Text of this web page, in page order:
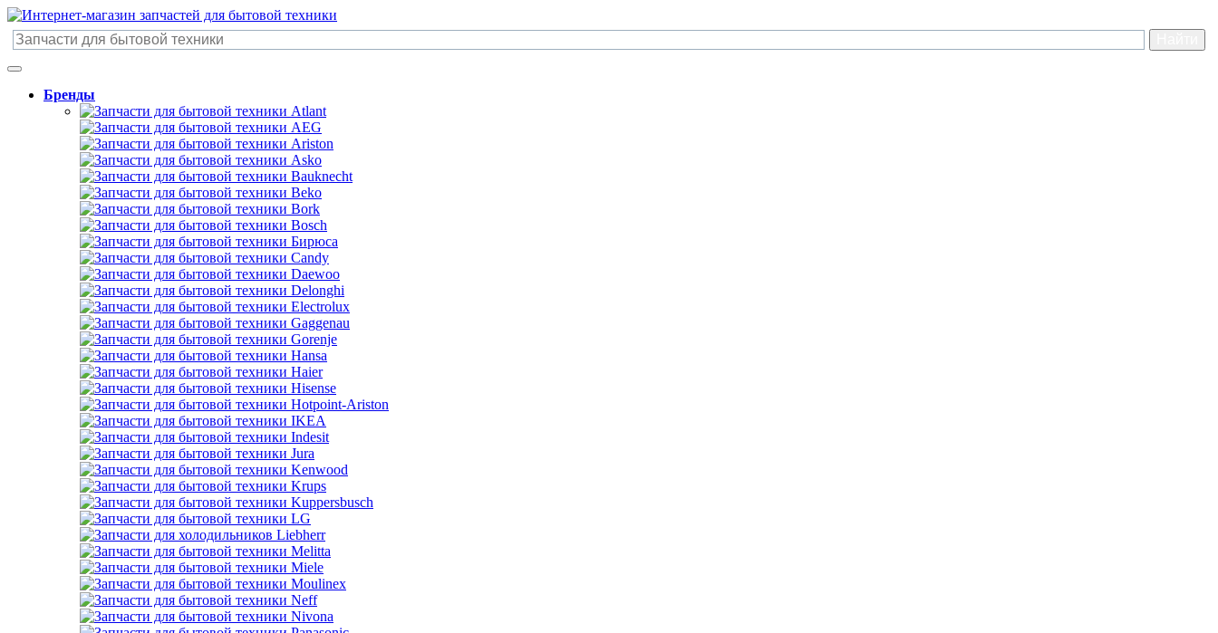
Бренды